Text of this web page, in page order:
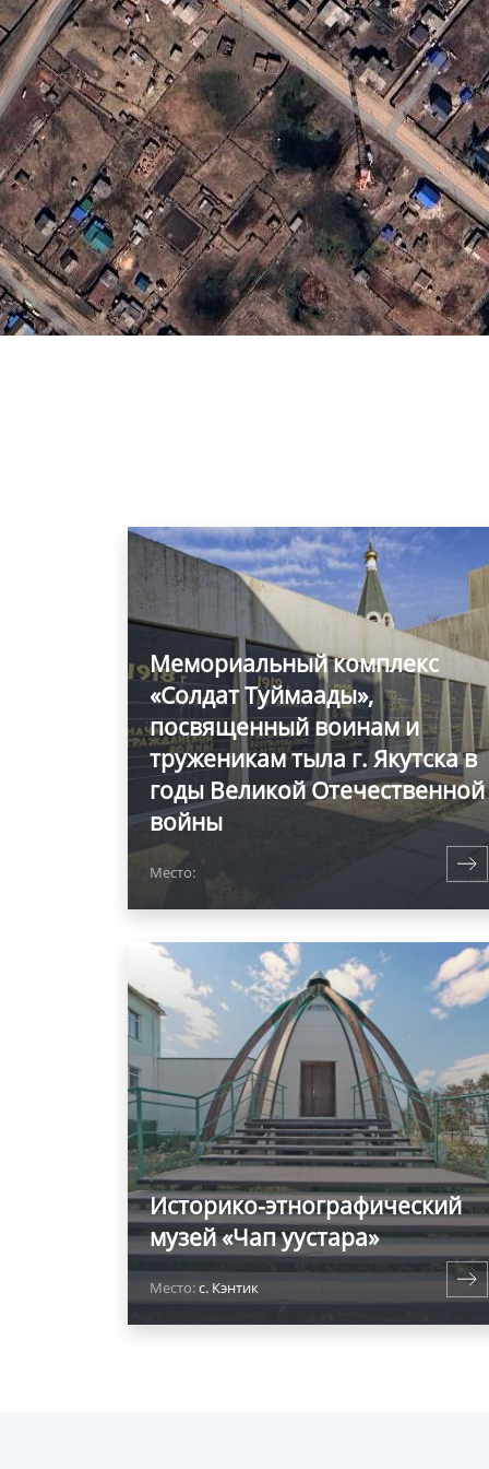
Мемориальный комплекс
«Солдат Туймаады»,
посвященный воинам и
труженикам тыла г. Якутска в
годы Великой Отечественной
войны
Место:
Историко-этнографический
музей «Чап уустара»
Место:с. Кэнтик